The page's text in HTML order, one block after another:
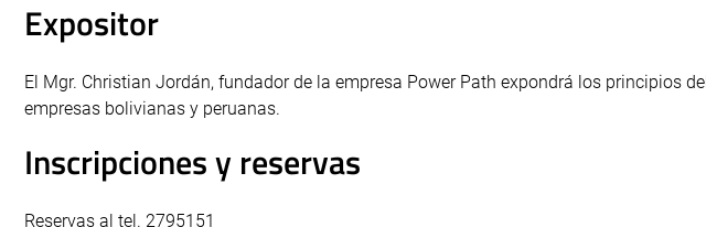
Expositor
El Mgr. Christian Jordán, fundador de la empresa Power Path expondrá los principios
empresas bolivianas y peruanas.
Inscripciones y reservas
Reservas al tel. 2795151